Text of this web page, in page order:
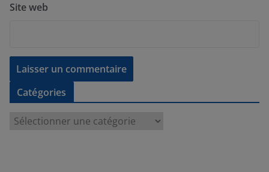
Site web
Catégories